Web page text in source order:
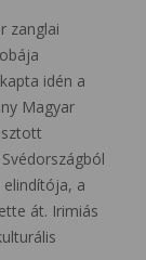
zanglai
idén a
Magyar
a
át. Irimiás